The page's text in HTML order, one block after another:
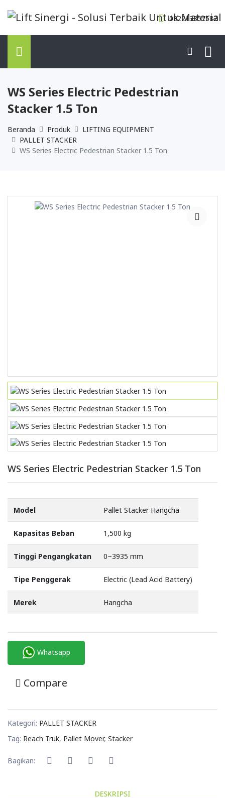
082213357582
WS Series Electric Pedestrian
Stacker 1.5 Ton
Beranda Produk
LIFTING EQUIPMENT
PALLET STACKER
WS Series Electric Pedestrian Stacker 1.5 Ton
WS Series Electric Pedestrian Stacker 1.5 Ton
Model Pallet Stacker Hangcha
Kapasitas Beban 1,500 kg
Tinggi Pengangkatan 0~3935 mm
Tipe Penggerak Electric (Lead Acid Battery)
Merek Hangcha
Whatsapp
Compare
Kategori: PALLET STACKER
Tag: Reach Truk, Pallet Mover, Stacker
Bagikan:
DESKRIPSI